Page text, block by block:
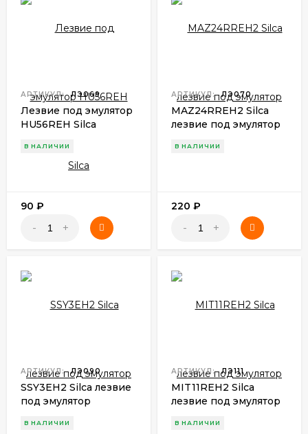
АРТИКУЛ: ЛЭ069
Лезвие под эмулятор
HU56REH Silca
В НАЛИЧИИ
90 ₽
- +
АРТИКУЛ: ЛЭ070
MAZ24RREH2 Silca
лезвие под эмулятор
В НАЛИЧИИ
220 ₽
- +
АРТИКУЛ: ЛЭ090
SSY3EH2 Silca лезвие
под эмулятор
В НАЛИЧИИ
АРТИКУЛ: ЛЭ111
MIT11REH2 Silca
лезвие под эмулятор
В НАЛИЧИИ